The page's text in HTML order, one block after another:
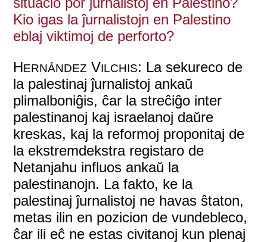
Kio igas la ĵurnalistojn en Palestino
eblaj viktimoj de perforto?
HERNÁNDEZ VILCHIS: La sekureco de
la palestinaj ĵurnalistoj ankaŭ
plimalboniĝis, ĉar la streĉiĝo inter
palestinanoj kaj israelanoj daŭre
kreskas, kaj la reformoj proponitaj de
la ekstremdekstra registaro de
Netanjahu influos ankaŭ la
palestinanojn. La fakto, ke la
palestinaj ĵurnalistoj ne havas ŝtaton,
metas ilin en pozicion de vundebleco,
ĉar ili eĉ ne estas civitanoj kun plenaj